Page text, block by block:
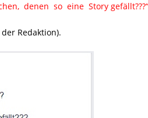
denen so eine Story gefällt???“
Redaktion).